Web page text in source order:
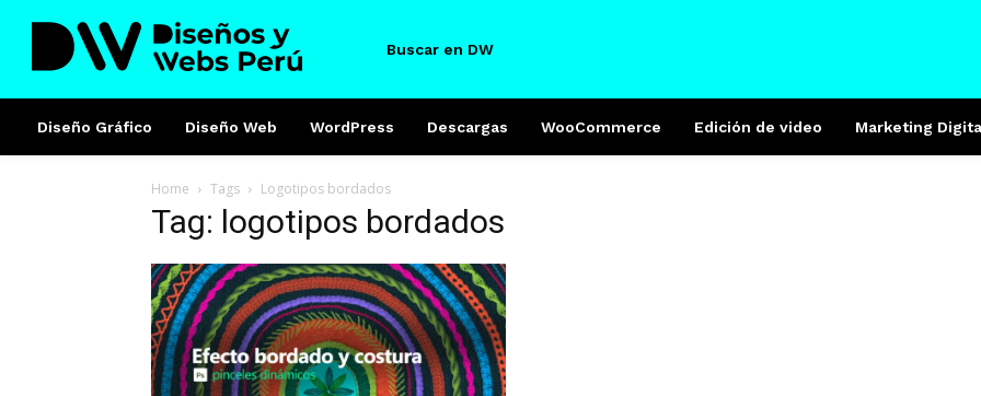
Buscar en DW
Diseño Gráfico Diseño Web WordPress Descargas WooCommerce Edición de video Marketing
Home Tags Logotipos bordados
Tag: logotipos bordados